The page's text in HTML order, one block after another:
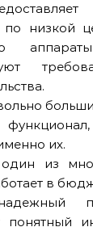
по низкой
их.
из
в
понятный